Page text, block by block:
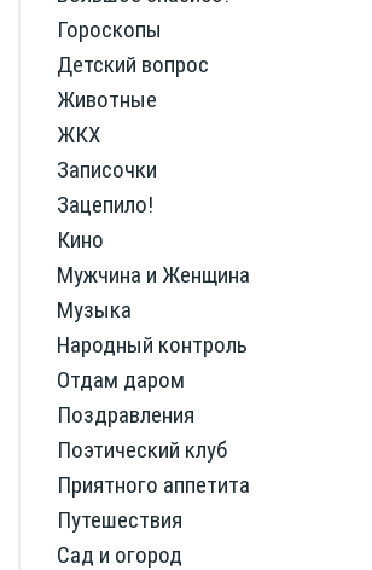
Гороскопы
Детский вопрос
Животные
ЖКХ
Записочки
Зацепило!
Кино
Мужчина и Женщина
Музыка
Народный контроль
Отдам даром
Поздравления
Поэтический клуб
Приятного аппетита
Путешествия
Сад и огород